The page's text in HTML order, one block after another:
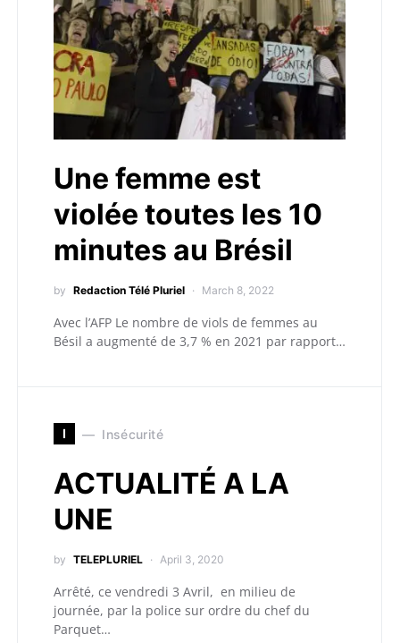
Une femme est
violée toutes les 10
minutes au Brésil
by Redaction Télé Pluriel March 8, 2022
Avec l’AFP Le nombre de viols de femmes au
Bésil a augmenté de 3,7 % en 2021 par rapport…
I Insécurité
ACTUALITÉ A LA
UNE
by TELEPLURIEL April 3, 2020
Arrêté, ce vendredi 3 Avril, en milieu de
journée, par la police sur ordre du chef du
Parquet…